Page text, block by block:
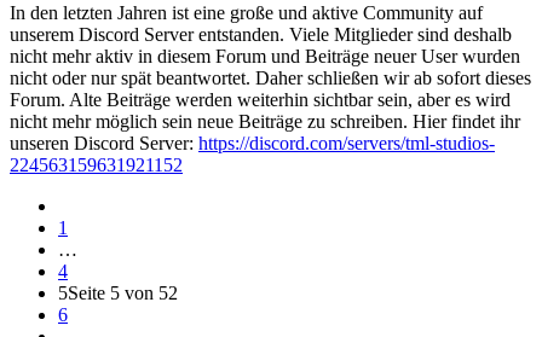
In den letzten Jahren ist eine große und aktive Community auf
unserem Discord Server entstanden. Viele Mitglieder sind deshalb
nicht mehr aktiv in diesem Forum und Beiträge neuer User wurden
nicht oder nur spät beantwortet. Daher schließen wir ab sofort dieses
Forum. Alte Beiträge werden weiterhin sichtbar sein, aber es wird
nicht mehr möglich sein neue Beiträge zu schreiben. Hier findet ihr
unseren Discord Server: https://discord.com/servers/tml-studios-
224563159631921152
1
…
4
5Seite 5 von 52
6